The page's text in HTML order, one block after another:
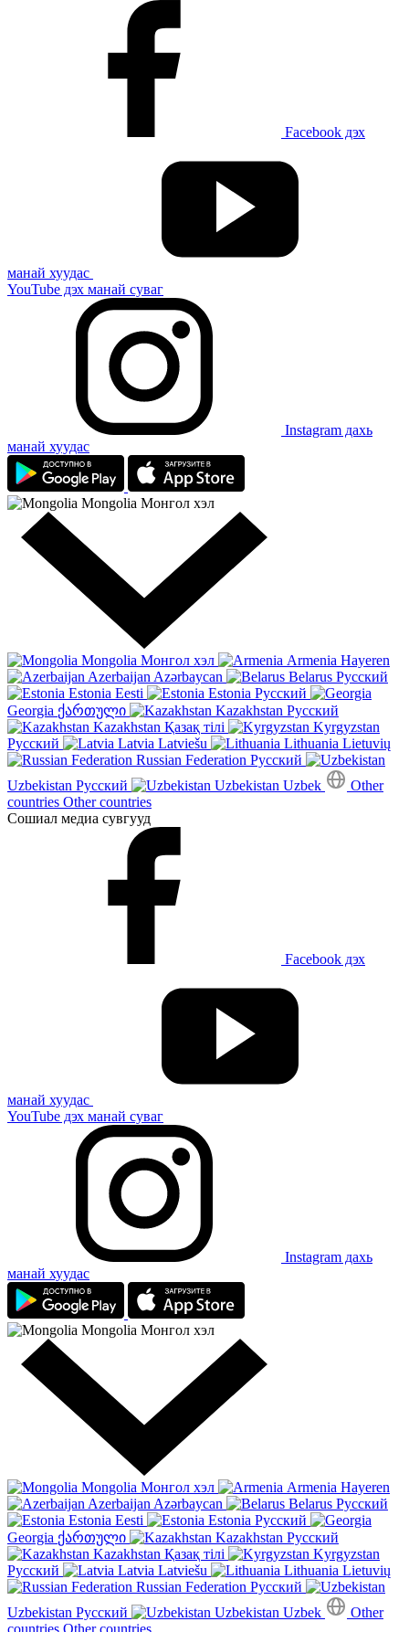
Facebook дэх
манай хуудас
YouTube дэх манай суваг
Instagram дахь
манай хуудас
Mongolia Монгол хэл
Mongolia Монгол хэл Armenia Hayeren
Azerbaijan Azərbaycan Belarus Русский
Estonia Eesti Estonia Русский
Georgia ქართული Kazakhstan Русский
Kazakhstan Қазақ тілі
Kyrgyzstan
Русский
Latvia Latviešu Lithuania Lietuvių
Russian Federation Русский
Uzbekistan Русский Uzbekistan Uzbek
Other
countries Other countries
Сошиал медиа сувгууд
Facebook дэх
манай хуудас
YouTube дэх манай суваг
Instagram дахь
манай хуудас
Mongolia Монгол хэл
Mongolia Монгол хэл Armenia Hayeren
Azerbaijan Azərbaycan Belarus Русский
Estonia Eesti Estonia Русский
Georgia ქართული Kazakhstan Русский
Kazakhstan Қазақ тілі
Kyrgyzstan
Русский
Latvia Latviešu Lithuania Lietuvių
Russian Federation Русский
Uzbekistan Русский Uzbekistan Uzbek
Other
countries Other countries